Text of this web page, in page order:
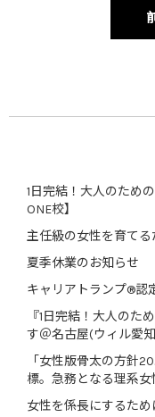
1日完結！大人のため
ONE校】
主任級の女性を育て
夏季休業のお知らせ
キャリアトランプ®認
『1日完結！大人のた
す＠名古屋(ウィル愛
「女性版骨太の方針
標。急務となる理系
女性を係長にするた